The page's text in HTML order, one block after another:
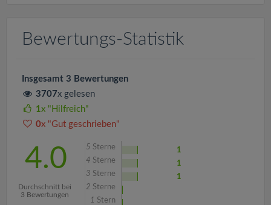
Bewertungs-Statistik
Insgesamt 3 Bewertungen
3707x gelesen
1x "Hilfreich"
0x "Gut geschrieben"
4.0
Durchschnitt bei
3 Bewertungen
5 Sterne
1
4 Sterne
1
3 Sterne
1
2 Sterne
1 Stern
o
n